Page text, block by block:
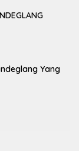
Yang